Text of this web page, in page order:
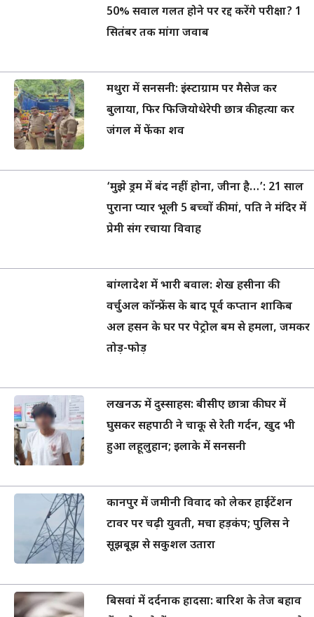
50% सवाल गलत होने पर रद्द करेंगे परीक्षा? 1
सितंबर तक मांगा जवाब
मथुरा में सनसनी: इंस्टाग्राम पर मैसेज कर
बुलाया, फिर फिजियोथेरेपी छात्र की हत्या कर
जंगल में फेंका शव
‘मुझे ड्रम में बंद नहीं होना, जीना है…’: 21 साल
पुराना प्यार भूली 5 बच्चों की मां, पति ने मंदिर में
प्रेमी संग रचाया विवाह
बांग्लादेश में भारी बवाल: शेख हसीना की
वर्चुअल कॉन्फ्रेंस के बाद पूर्व कप्तान शाकिब
अल हसन के घर पर पेट्रोल बम से हमला, जमकर
तोड़-फोड़
लखनऊ में दुस्साहस: बीसीए छात्रा की घर में
घुसकर सहपाठी ने चाकू से रेती गर्दन, खुद भी
हुआ लहूलुहान; इलाके में सनसनी
कानपुर में जमीनी विवाद को लेकर हाईटेंशन
टावर पर चढ़ी युवती, मचा हड़कंप; पुलिस ने
सूझबूझ से सकुशल उतारा
बिसवां में दर्दनाक हादसा: बारिश के तेज बहाव